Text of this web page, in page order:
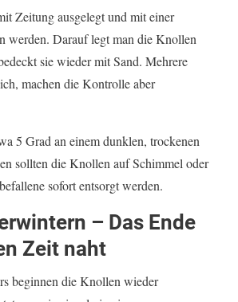
Zeitung ausgelegt und mit einer
werden. Darauf legt man die Knollen
sie wieder mit Sand. Mehrere
machen die Kontrolle aber
5 Grad an einem dunklen, trockenen
sollten die Knollen auf Schimmel oder
sofort entsorgt werden.
– Das Ende
Zeit naht
beginnen die Knollen wieder